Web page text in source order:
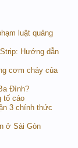
luật quảng
Hướng dẫn
cơm cháy của
Đình?
tố cáo
3 chính thức
ở Sài Gòn